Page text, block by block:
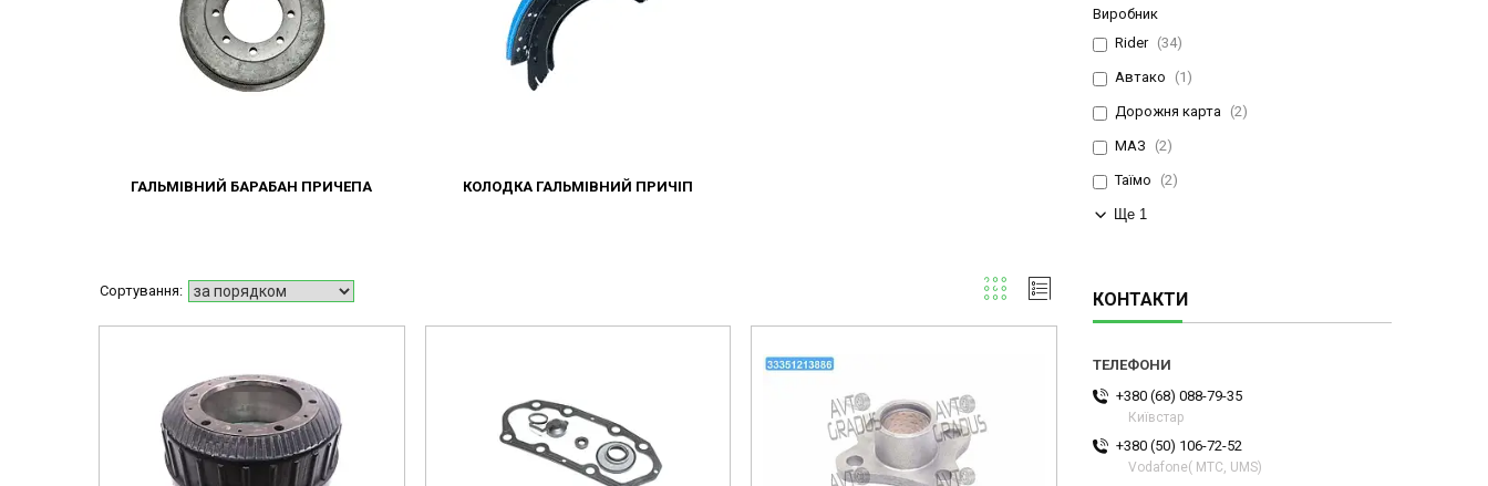
ГАЛЬМІВНИЙ БАРАБАН ПРИЧЕПА КОЛОДКА ГАЛЬМІВНИЙ ПРИЧІП
Виробник
Rider
34
Автако 1
Дорожня карта 2
МАЗ 2
Таїмо 2
Ще 1
КОНТАКТИ
+380 (68) 088-79-35
Київстар
+380 (50) 106-72-52
Vodafone( МТС, UMS)